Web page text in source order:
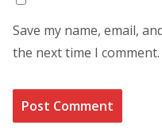
Save my name, email,
the next time I comment.